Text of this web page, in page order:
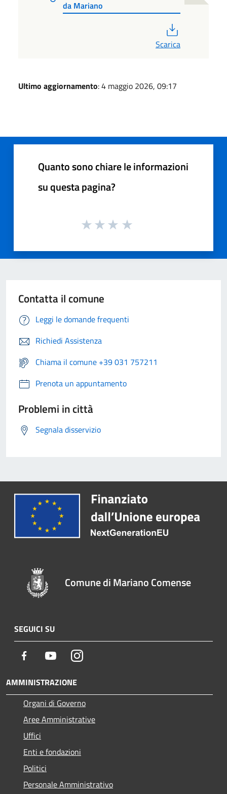
da Mariano
Scarica
Ultimo aggiornamento: 4 maggio 2026, 09:17
Quanto sono chiare le informazioni
su questa pagina?
Contatta il comune
Leggi le domande frequenti
Richiedi Assistenza
Chiama il comune +39 031 757211
Prenota un appuntamento
Problemi in città
Segnala disservizio
Comune di Mariano Comense
SEGUICI SU
Facebook YoutubeInstagram
AMMINISTRAZIONE
Organi di Governo
Aree Amministrative
Uffici
Enti e fondazioni
Politici
Personale Amministrativo